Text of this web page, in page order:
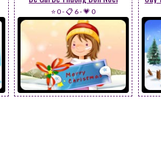
⭐ 0-📋 6-💗 0